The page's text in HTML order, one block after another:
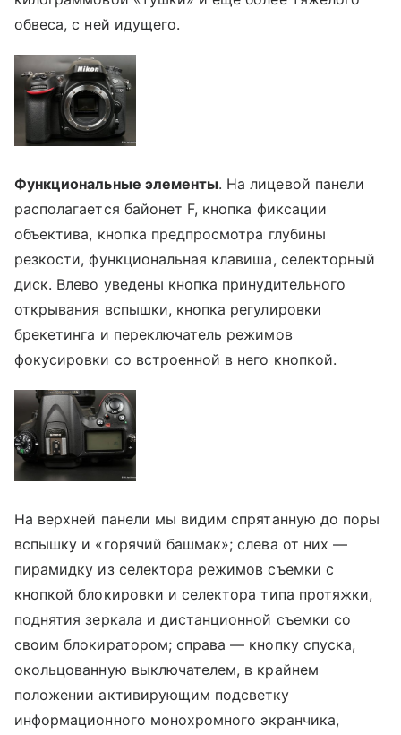
обвеса, с ней идущего.
Функциональные элементы. На лицевой панели
располагается байонет F, кнопка фиксации
объектива, кнопка предпросмотра глубины
резкости, функциональная клавиша, селекторный
диск. Влево уведены кнопка принудительного
открывания вспышки, кнопка регулировки
брекетинга и переключатель режимов
фокусировки со встроенной в него кнопкой.
На верхней панели мы видим спрятанную до поры
вспышку и «горячий башмак»; слева от них —
пирамидку из селектора режимов съемки с
кнопкой блокировки и селектора типа протяжки,
поднятия зеркала и дистанционной съемки со
своим блокиратором; справа — кнопку спуска,
окольцованную выключателем, в крайнем
положении активирующим подсветку
информационного монохромного экранчика,